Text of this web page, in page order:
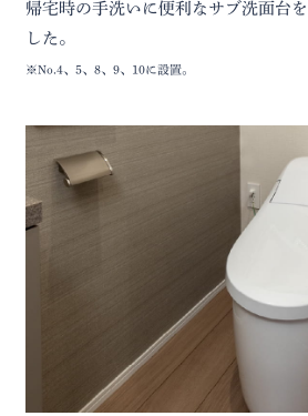
帰宅時の手洗いに便利なサブ洗面台
した。
※No.4、5、8、9、10に設置。